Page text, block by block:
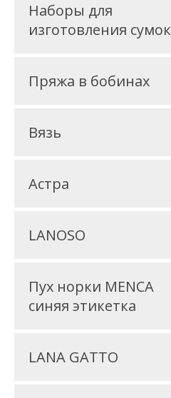
Наборы для
изготовления сумок
Пряжа в бобинах
Вязь
Астра
LANOSO
Пух норки MENCA
синяя этикетка
LANA GATTO